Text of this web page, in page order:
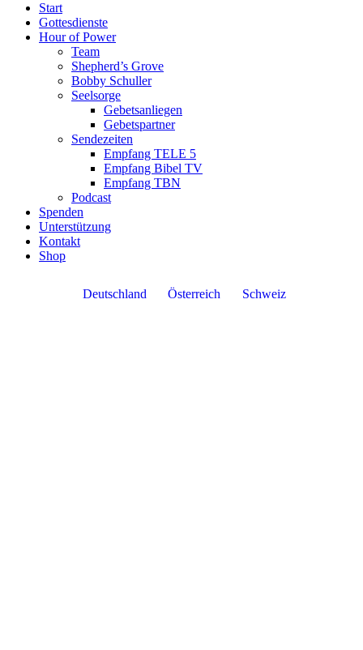
Start
Gottesdienste
Hour of Power
Team
Shepherd’s Grove
Bobby Schuller
Seelsorge
Gebetsanliegen
Gebetspartner
Sendezeiten
Empfang TELE 5
Empfang Bibel TV
Empfang TBN
Podcast
Spenden
Unterstützung
Kontakt
Shop
Deutschland Österreich Schweiz